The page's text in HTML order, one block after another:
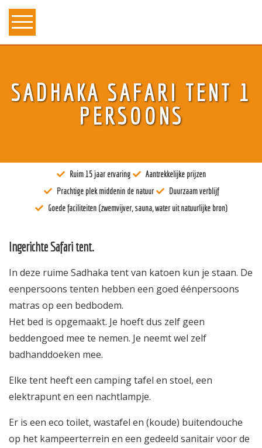
Kunst
Docenten
Verblijven
Informatie
Prijzen
Contact
SADHAKA SAFARI TENT 1
PERSOONS
Ruim 15 jaar ervaring
Aantrekkelijke prijzen
Prachtige plek middenin de natuur
Duurzaam verblijf
Goede faciliteiten (zwemvijver, sauna, water uit natuurlijke bron)
Ingerichte Safari tent.
In deze ruime Sadhaka tent van katoen kun je staan. De
eenpersoons tenten hebben een goed éénpersoons
matras op een bedbodem.
Het bed is opgemaakt. Je hoeft dus zelf geen
beddengoed mee te nemen. Je neemt wel zelf
badhanddoeken mee.
Elke tent heeft een camping tafel en stoel, een
elektrapunt en een nachtlampje.
Er is een eco toilet, wastafel en (koude) buitendouche
op het kampeerterrein en een gedeeld sanitair voor de